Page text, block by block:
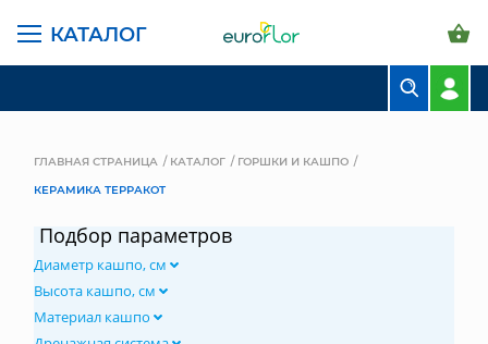
КАТАЛОГ
СВАДЕБНАЯ ФЛОРИСТИКА
КОМНАТНЫЕ РАСТЕНИЯ
ГЛАВНАЯ СТРАНИЦА КАТАЛОГ
ГОРШКИ И КАШПО
КЕРАМИКА ТЕРРАКОТ
Подбор параметров
Диаметр кашпо, см
Высота кашпо, см
Материал кашпо